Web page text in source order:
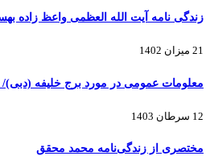
زندگی نامه آیت الله العظمی واعظ زاده
21 میزان 1402
معلومات عمومی در مورد برج خلیفه (دبی)/
12 سرطان 1403
مختصری از زندگی‌نامه محمد محقق